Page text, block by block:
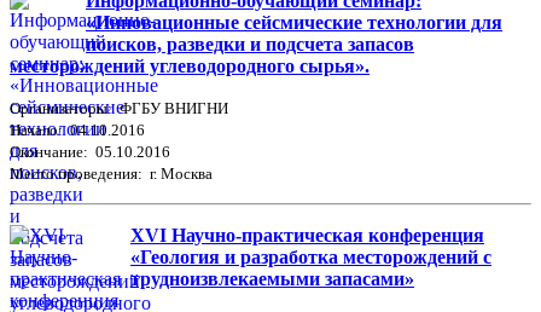
«Инновационные сейсмические технологии для
поисков, разведки и подсчета запасов
месторождений углеводородного сырья».
Организаторы: ФГБУ ВНИГНИ
Начало: 04.10.2016
Окончание: 05.10.2016
Место проведения: г. Москва
XVI Научно-практическая конференция
«Геология и разработка месторождений с
трудноизвлекаемыми запасами»